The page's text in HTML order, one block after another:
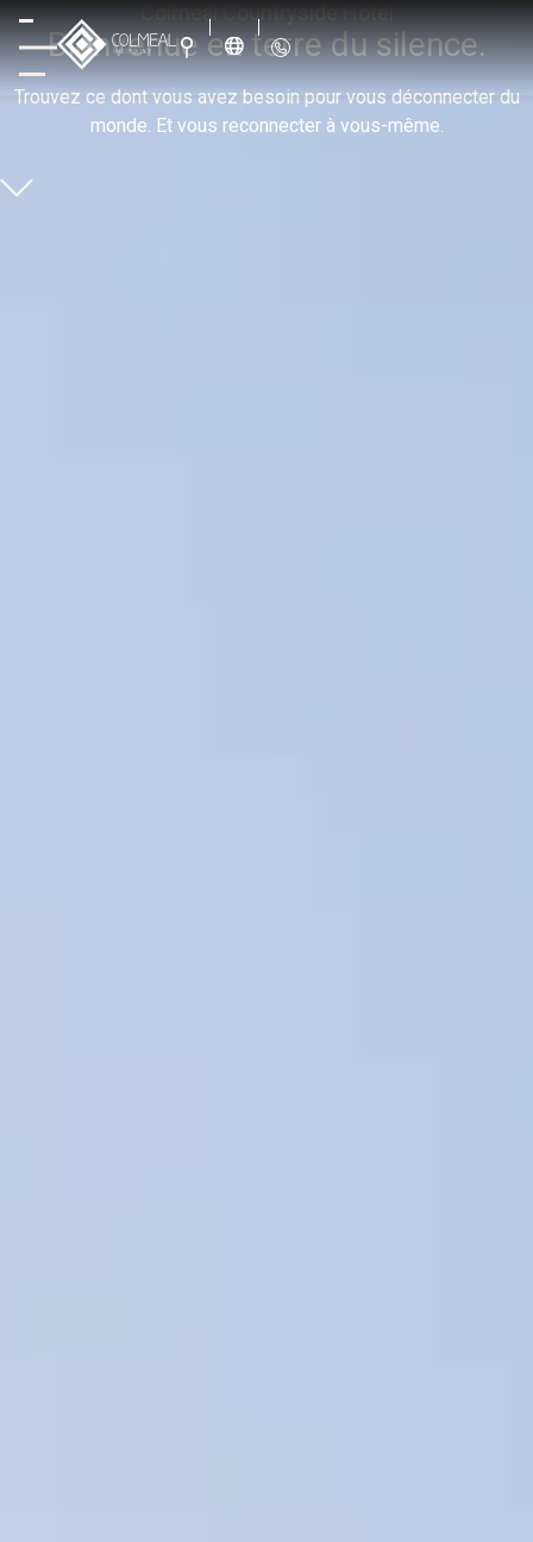
Colmeal Countryside Hotel
Bienvenue en terre du silence.
Trouvez ce dont vous avez besoin pour vous déconnecter du
monde. Et vous reconnecter à vous-même.